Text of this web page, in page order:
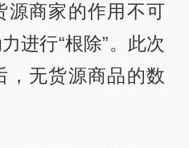
源商家的作用不可
进行“根除”。此次
，无货源商品的数